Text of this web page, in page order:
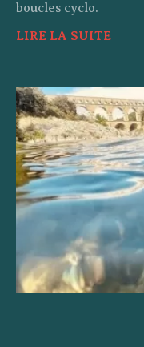
boucles cyclo.
LIRE LA SUITE